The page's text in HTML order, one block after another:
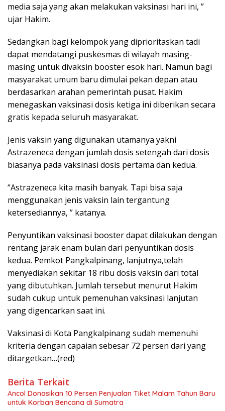
media saja yang akan melakukan vaksinasi hari ini, ”
ujar Hakim.
Sedangkan bagi kelompok yang diprioritaskan tadi
dapat mendatangi puskesmas di wilayah masing-
masing untuk divaksin booster esok hari. Namun bagi
masyarakat umum baru dimulai pekan depan atau
berdasarkan arahan pemerintah pusat. Hakim
menegaskan vaksinasi dosis ketiga ini diberikan secara
gratis kepada seluruh masyarakat.
Jenis vaksin yang digunakan utamanya yakni
Astrazeneca dengan jumlah dosis setengah dari dosis
biasanya pada vaksinasi dosis pertama dan kedua.
“Astrazeneca kita masih banyak. Tapi bisa saja
menggunakan jenis vaksin lain tergantung
ketersediannya, ” katanya.
Penyuntikan vaksinasi booster dapat dilakukan dengan
rentang jarak enam bulan dari penyuntikan dosis
kedua. Pemkot Pangkalpinang, lanjutnya,telah
menyediakan sekitar 18 ribu dosis vaksin dari total
yang dibutuhkan. Jumlah tersebut menurut Hakim
sudah cukup untuk pemenuhan vaksinasi lanjutan
yang digencarkan saat ini.
Vaksinasi di Kota Pangkalpinang sudah memenuhi
kriteria dengan capaian sebesar 72 persen dari yang
ditargetkan…(red)
Berita Terkait
Ancol Donasikan 10 Persen Penjualan Tiket Malam Tahun Baru
untuk Korban Bencana di Sumatra